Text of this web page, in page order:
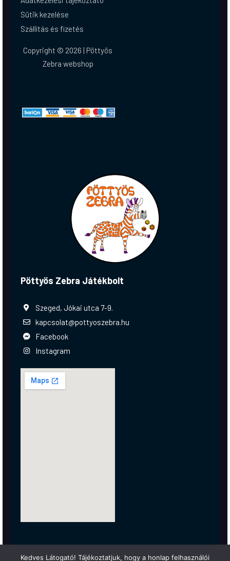
Sütik kezelése
Szállítás és fizetés
Copyright © 2026 | Pöttyös
Zebra webshop
Pöttyös Zebra Játékbolt
Szeged, Jókai utca 7-9.
kapcsolat@pottyoszebra.hu
Facebook
Instagram
Kedves Látogató! Tájékoztatjuk, hogy a honlap felhasználói